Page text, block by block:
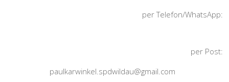
per Telefon/WhatsApp:
per Post:
paulkarwinkel.spdwildau@gmail.com